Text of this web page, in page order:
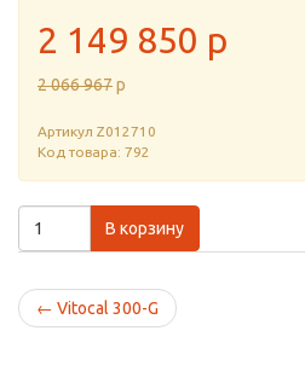
2 149 850 p
2 066 967p
Артикул Z012710
Код товара: 792
В корзину
← Vitocal 300-G